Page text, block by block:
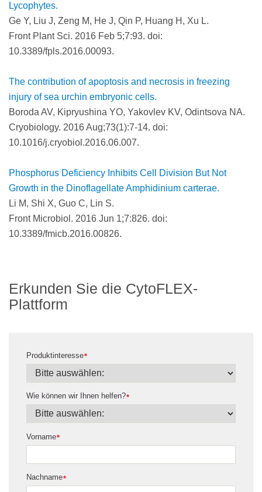
Lycophytes.
Ge Y, Liu J, Zeng M, He J, Qin P, Huang H, Xu L.
Front Plant Sci. 2016 Feb 5;7:93. doi:
10.3389/fpls.2016.00093.
The contribution of apoptosis and necrosis in freezing
injury of sea urchin embryonic cells.
Boroda AV, Kipryushina YO, Yakovlev KV, Odintsova NA.
Cryobiology. 2016 Aug;73(1):7-14. doi:
10.1016/j.cryobiol.2016.06.007.
Phosphorus Deficiency Inhibits Cell Division But Not
Growth in the Dinoflagellate Amphidinium carterae.
Li M, Shi X, Guo C, Lin S.
Front Microbiol. 2016 Jun 1;7:826. doi:
10.3389/fmicb.2016.00826.
Erkunden Sie die CytoFLEX-
Plattform
*
Produktinteresse
*
Wie können wir Ihnen helfen?
*
Vorname
*
Nachname